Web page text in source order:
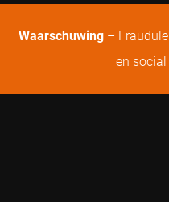
Waarschuwing –
en